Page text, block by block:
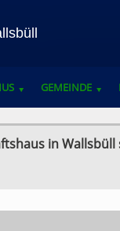
GEMEINDE
in